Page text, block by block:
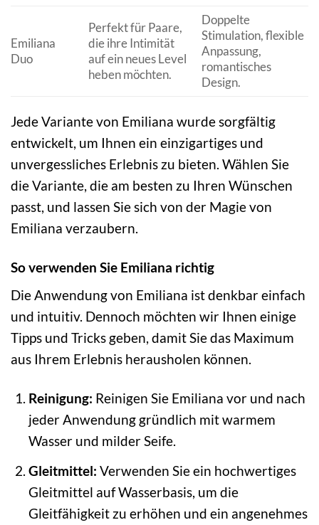
Emiliana
Duo
Perfekt für Paare,
die ihre Intimität
auf ein neues Level
heben möchten.
Doppelte
Stimulation, flexible
Anpassung,
romantisches
Design.
Jede Variante von Emiliana wurde sorgfältig
entwickelt, um Ihnen ein einzigartiges und
unvergessliches Erlebnis zu bieten. Wählen Sie
die Variante, die am besten zu Ihren Wünschen
passt, und lassen Sie sich von der Magie von
Emiliana verzaubern.
So verwenden Sie Emiliana richtig
Die Anwendung von Emiliana ist denkbar einfach
und intuitiv. Dennoch möchten wir Ihnen einige
Tipps und Tricks geben, damit Sie das Maximum
aus Ihrem Erlebnis herausholen können.
Reinigung: Reinigen Sie Emiliana vor und nach
jeder Anwendung gründlich mit warmem
Wasser und milder Seife.
Gleitmittel: Verwenden Sie ein hochwertiges
Gleitmittel auf Wasserbasis, um die
Gleitfähigkeit zu erhöhen und ein angenehmes